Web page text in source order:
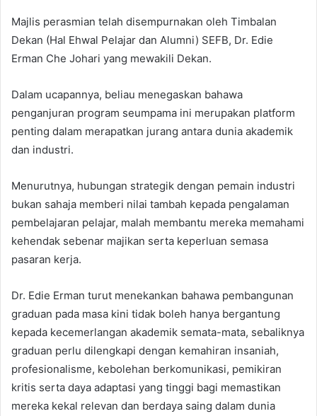
Majlis perasmian telah disempurnakan oleh Timbalan
Dekan (Hal Ehwal Pelajar dan Alumni) SEFB, Dr. Edie
Erman Che Johari yang mewakili Dekan.
Dalam ucapannya, beliau menegaskan bahawa
penganjuran program seumpama ini merupakan platform
penting dalam merapatkan jurang antara dunia akademik
dan industri.
Menurutnya, hubungan strategik dengan pemain industri
bukan sahaja memberi nilai tambah kepada pengalaman
pembelajaran pelajar, malah membantu mereka memahami
kehendak sebenar majikan serta keperluan semasa
pasaran kerja.
Dr. Edie Erman turut menekankan bahawa pembangunan
graduan pada masa kini tidak boleh hanya bergantung
kepada kecemerlangan akademik semata-mata, sebaliknya
graduan perlu dilengkapi dengan kemahiran insaniah,
profesionalisme, kebolehan berkomunikasi, pemikiran
kritis serta daya adaptasi yang tinggi bagi memastikan
mereka kekal relevan dan berdaya saing dalam dunia